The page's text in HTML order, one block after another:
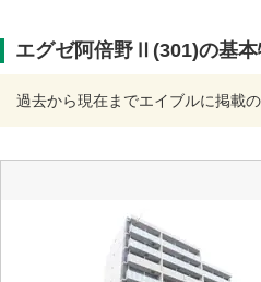
エグゼ阿倍野Ⅱ(301)の基
過去から現在までエイブルに掲載